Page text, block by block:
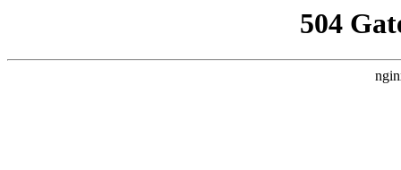
504